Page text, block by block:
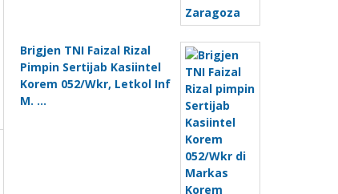
Brigjen TNI Faizal Rizal
Pimpin Sertijab Kasiintel
Korem 052/Wkr, Letkol Inf
M. …